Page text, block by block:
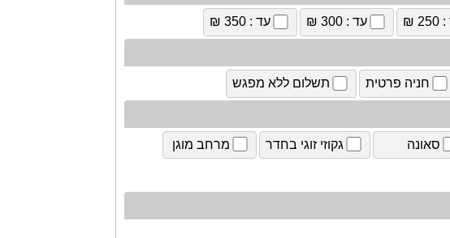
₪ עד : 300 ₪ עד : 350 ₪
חניה פרטית תשלום ללא מפגש
סאונה גקוזי זוגי בחדר מרחב מוגן